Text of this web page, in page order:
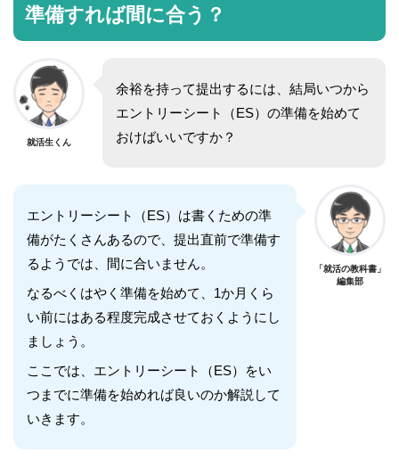
準備すれば間に合う？
就活生くん
余裕を持って提出するには、結局いつから
エントリーシート（ES）の準備を始めて
おけばいいですか？
エントリーシート（ES）は書くための準
備がたくさんあるので、提出直前で準備す
るようでは、間に合いません。
なるべくはやく準備を始めて、1か月くら
い前にはある程度完成させておくようにし
ましょう。
ここでは、エントリーシート（ES）をい
つまでに準備を始めれば良いのか解説して
いきます。
「就活の教科書」
編集部